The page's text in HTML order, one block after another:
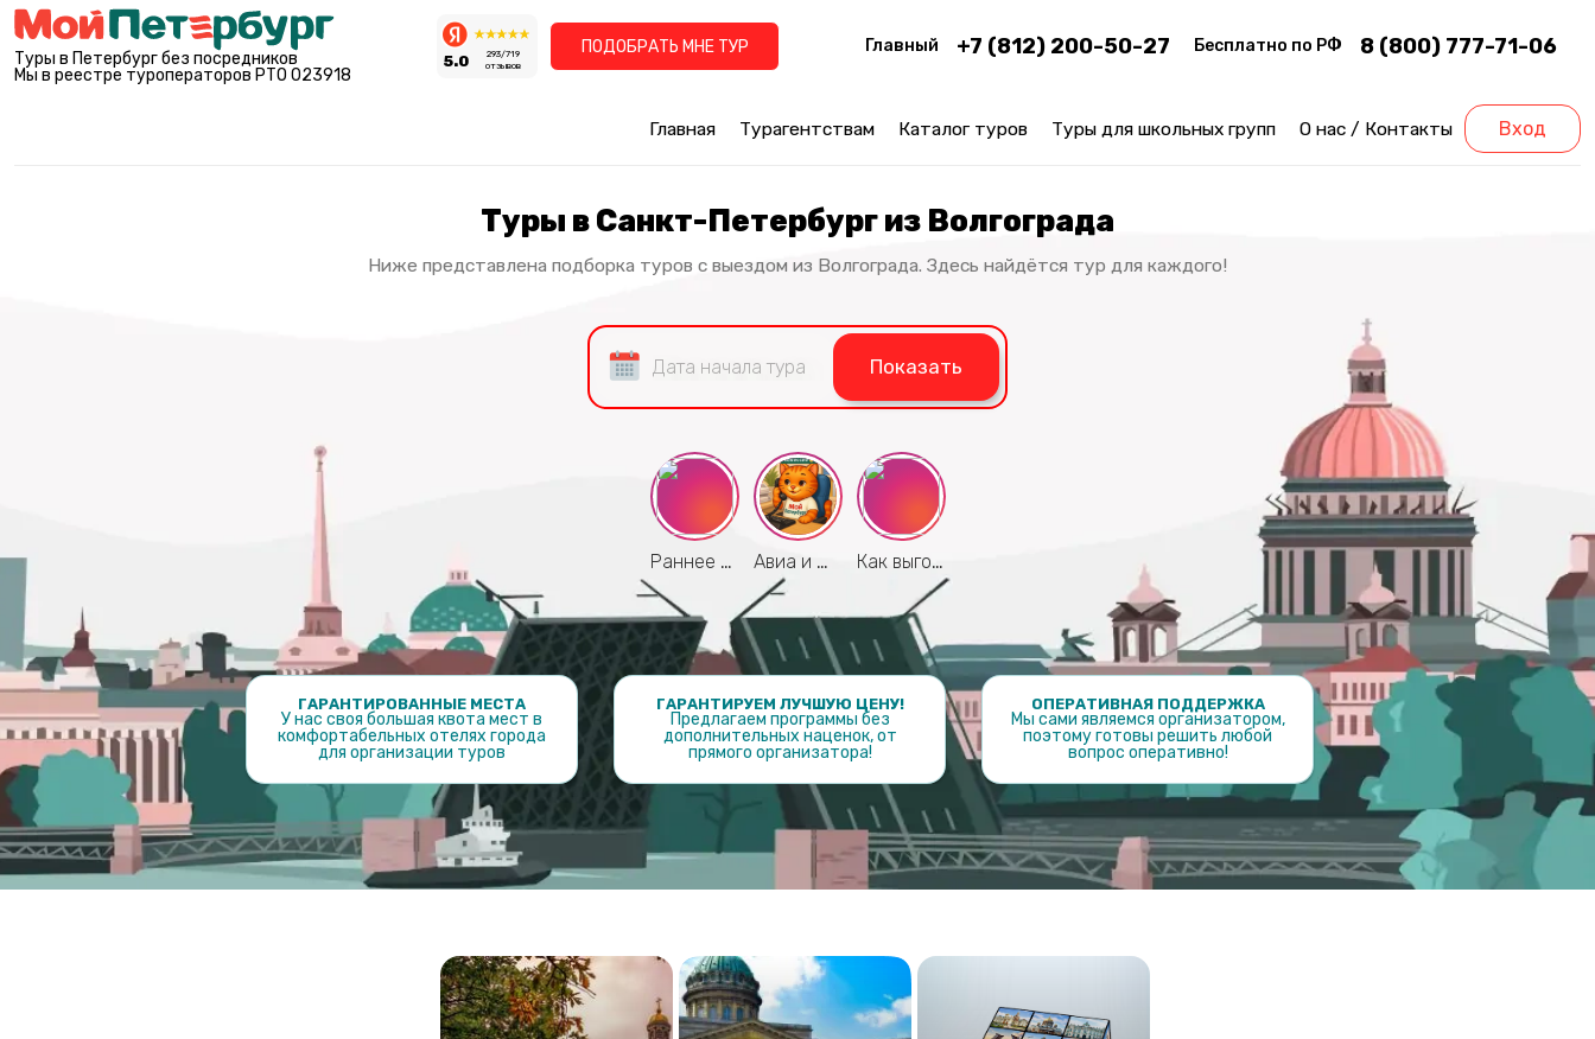
Туры в Петербург без посредников
Мы в реестре туроператоров РТО 023918
5.0
293/719
отзывов
ПОДОБРАТЬ МНЕ ТУР Главный +7 (812) 200-50-27 Бесплатно по РФ 8 (800) 777-71-06
Главная Турагентствам Каталог туров Туры для школьных групп О нас / Контакты Вход
Туры в Санкт-Петербург из Волгограда
Ниже представлена подборка туров с выездом из Волгограда. Здесь найдётся тур для каждого!
Показать
Раннее бронирование 2026 Авиа и Ж/Д по лучшим ценам Как выгоднее путешествовать?
ГАРАНТИРОВАННЫЕ МЕСТА
У нас своя большая квота мест в
комфортабельных отелях города
для организации туров
ГАРАНТИРУЕМ ЛУЧШУЮ ЦЕНУ!
Предлагаем программы без
дополнительных наценок, от
прямого организатора!
ОПЕРАТИВНАЯ ПОДДЕРЖКА
Мы сами являемся организатором,
поэтому готовы решить любой
вопрос оперативно!